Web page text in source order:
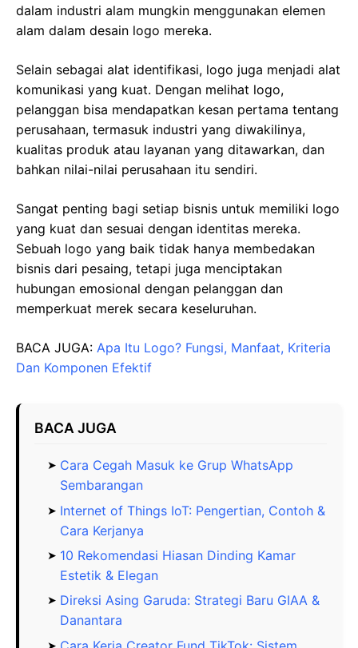
dalam industri alam mungkin menggunakan elemen
alam dalam desain logo mereka.
Selain sebagai alat identifikasi, logo juga menjadi alat
komunikasi yang kuat. Dengan melihat logo,
pelanggan bisa mendapatkan kesan pertama tentang
perusahaan, termasuk industri yang diwakilinya,
kualitas produk atau layanan yang ditawarkan, dan
bahkan nilai-nilai perusahaan itu sendiri.
Sangat penting bagi setiap bisnis untuk memiliki logo
yang kuat dan sesuai dengan identitas mereka.
Sebuah logo yang baik tidak hanya membedakan
bisnis dari pesaing, tetapi juga menciptakan
hubungan emosional dengan pelanggan dan
memperkuat merek secara keseluruhan.
BACA JUGA: Apa Itu Logo? Fungsi, Manfaat, Kriteria
Dan Komponen Efektif
BACA JUGA
Cara Cegah Masuk ke Grup WhatsApp
Sembarangan
Internet of Things IoT: Pengertian, Contoh &
Cara Kerjanya
10 Rekomendasi Hiasan Dinding Kamar
Estetik & Elegan
Direksi Asing Garuda: Strategi Baru GIAA &
Danantara